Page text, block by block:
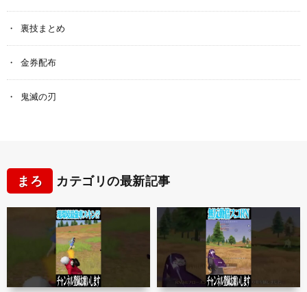
裏技まとめ
金券配布
鬼滅の刃
まろ カテゴリの最新記事